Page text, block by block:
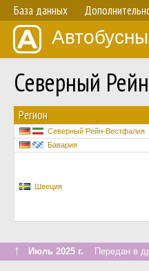
База данных
Северный
Регион
Северный Рейн-Вестфалия
Бавария
Швеция
↑ Июль 2025 г. Передан в